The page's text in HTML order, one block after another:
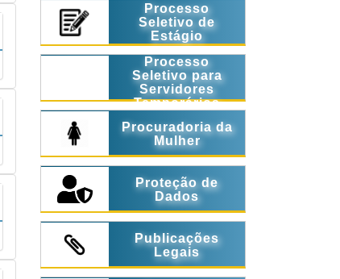
Processo
Seletivo de
Estágio
Processo
Seletivo para
Servidores
Temporários
Procuradoria da
Mulher
Proteção de
Dados
Publicações
Legais